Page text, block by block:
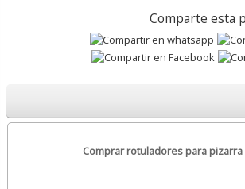
Comparte esta
Comprar rotuladores para pizarra